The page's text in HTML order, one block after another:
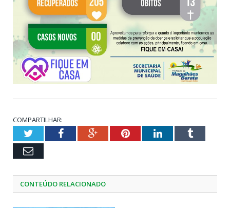
COMPARTILHAR:
TwitterFacebookGoogle+PinterestLinkedInTumblr
Email
CONTEÚDO RELACIONADO